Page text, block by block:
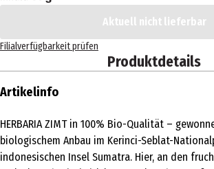
Aktuell nicht lieferbar
Filialverfügbarkeit prüfen
Produktdetails
Artikelinfo
HERBARIA ZIMT in 100% Bio-Qualität –
biologischem Anbau im Kerinci-Seblat-
indonesischen Insel Sumatra. Hier, an den